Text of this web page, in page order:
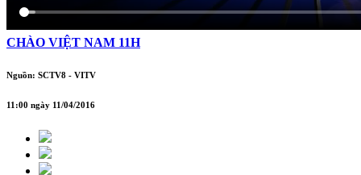
CHÀO VIỆT NAM 11H
Nguồn: SCTV8 - VITV
11:00 ngày 11/04/2016